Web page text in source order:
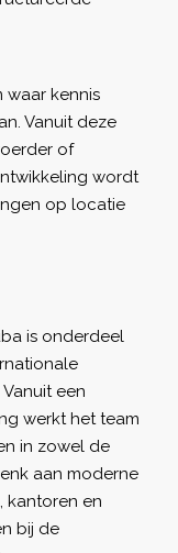
waar kennis
Vanuit deze
of
wordt
op locatie
is onderdeel
een
werkt het team
in zowel de
aan moderne
kantoren en
bij de